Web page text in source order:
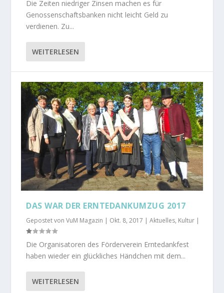
Die Zeiten niedriger Zinsen machen es für
Genossenschaftsbanken nicht leicht Geld zu
verdienen. Zu...
WEITERLESEN
DAS WAR DER ERNTEDANKUMZUG 2017
Gepostet vonVuM Magazin | Okt. 8, 2017 |Aktuelles, Kultur |
Die Organisatoren des Förderverein Erntedankfest
haben wieder ein glückliches Händchen mit dem...
WEITERLESEN